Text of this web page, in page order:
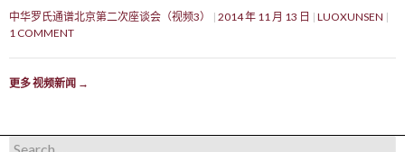
中华罗氏通谱北京第二次座谈会（视频3） 2014 年 11 月 13 日
LUOXUNSEN
1 COMMENT
更多 视频新闻 →
Search for: